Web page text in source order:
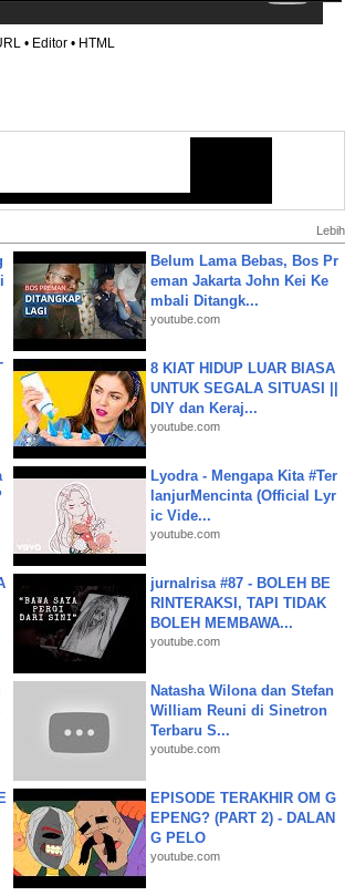
• Editor • HTML
Lebih
Belum Lama Bebas, Bos Pr
eman Jakarta John Kei Ke
mbali Ditangk...
youtube.com
8 KIAT HIDUP LUAR BIASA
UNTUK SEGALA SITUASI ||
DIY dan Keraj...
youtube.com
Lyodra - Mengapa Kita #Ter
lanjurMencinta (Official Lyr
ic Vide...
youtube.com
jurnalrisa #87 - BOLEH BE
RINTERAKSI, TAPI TIDAK
BOLEH MEMBAWA...
youtube.com
Natasha Wilona dan Stefan
William Reuni di Sinetron
Terbaru S...
youtube.com
EPISODE TERAKHIR OM G
EPENG? (PART 2) - DALAN
G PELO
youtube.com